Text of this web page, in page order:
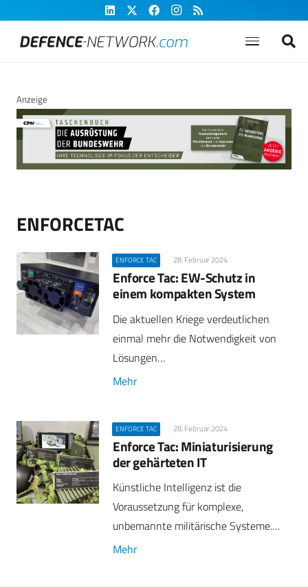
Anzeige
ENFORCETAC
ENFORCE TAC 28. Februar 2024
Enforce Tac: EW-Schutz in
einem kompakten System
Die aktuellen Kriege verdeutlichen
einmal mehr die Notwendigkeit von
Lösungen…
Mehr
ENFORCE TAC 28. Februar 2024
Enforce Tac: Miniaturisierung
der gehärteten IT
Künstliche Intelligenz ist die
Voraussetzung für komplexe,
unbemannte militärische Systeme.…
Mehr